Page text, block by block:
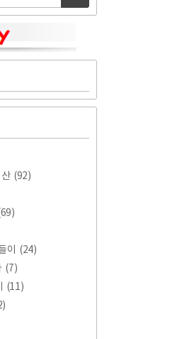
(92)
이
(24)
(7)
(11)